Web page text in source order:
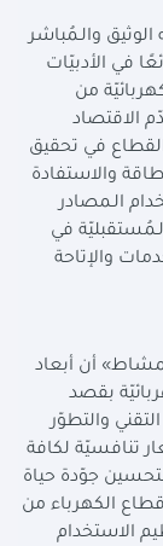
والـمُباشر
في الأدبيّات
من
الاقتصاد
في تحقيق
والاستفادة
الـمصادر
في
والإتاحة
أن أبعاد
بقصد
والتطوّر
تنافسيّة لكافة
جوّدة حياة
رؤية مصر 2030 تمكين قطاع الكهرباء من
الاستخدام